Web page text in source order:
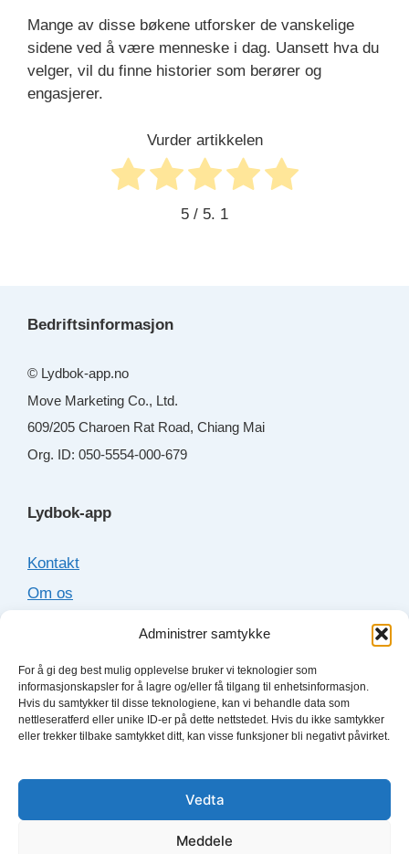
Administrer samtykke
For å gi deg best mulig opplevelse bruker vi teknologier som
informasjonskapsler for å lagre og/eller få tilgang til enhetsinformasjon.
Hvis du samtykker til disse teknologiene, kan vi behandle data som
nettleseratferd eller unike ID-er på dette nettstedet. Hvis du ikke samtykker
eller trekker tilbake samtykket ditt, kan visse funksjoner bli negativt påvirket.
Vedta
Meddele
Mange av disse bøkene utforsker de vanskelige
sidene ved å være menneske i dag. Uansett hva du
velger, vil du finne historier som berører og
engasjerer.
Vurder artikkelen
5 / 5. 1
Bedriftsinformasjon
© Lydbok-app.no
Move Marketing Co., Ltd.
609/205 Charoen Rat Road, Chiang Mai
Org. ID: 050-5554-000-679
Lydbok-app
Kontakt
Om os
Lydboktjenester
Storytel